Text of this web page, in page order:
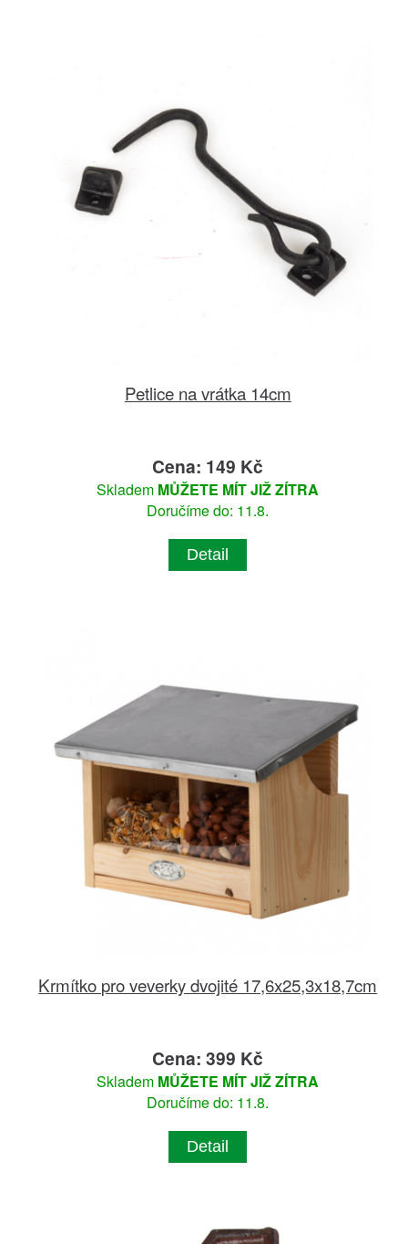
Petlice na vrátka 14cm
Cena: 149 Kč
Skladem MŮŽETE MÍT JIŽ ZÍTRA
Doručíme do: 11.8.
Detail
Krmítko pro veverky dvojité 17,6x25,3x18,7cm
Cena: 399 Kč
Skladem MŮŽETE MÍT JIŽ ZÍTRA
Doručíme do: 11.8.
Detail